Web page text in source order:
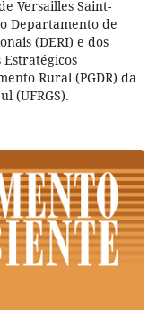
Versailles Saint-
Departamento de
(DERI) e dos
Estratégicos
Rural (PGDR) da
(UFRGS).